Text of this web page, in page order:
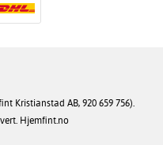
Kristianstad AB, 920 659 756).
Hjemfint.no